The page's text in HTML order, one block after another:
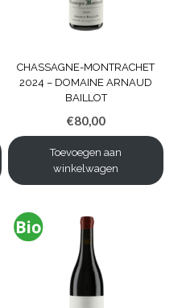
CHASSAGNE-MONTRACHET
2024 – DOMAINE ARNAUD
BAILLOT
€80,00
Toevoegen aan
winkelwagen